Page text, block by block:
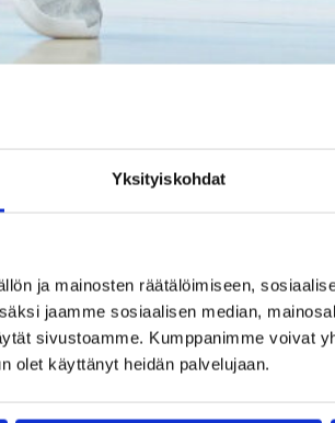
Yksityiskohdat
ja mainosten räätälöimiseen,
jaamme sosiaalisen median,
sivustoamme. Kumppanimme voivat
olet käyttänyt heidän palvelujaan.
Espanjan liigassa se on voittanut
kahta voittoa ja yhtä tappiota.
menestyä tällä kaudella.
mielellä, että voitamme sen.